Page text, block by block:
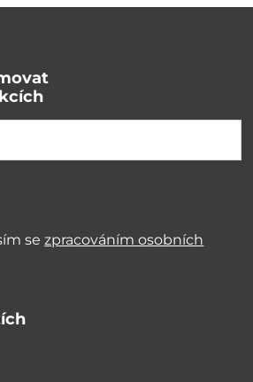
sezpracováním osobních